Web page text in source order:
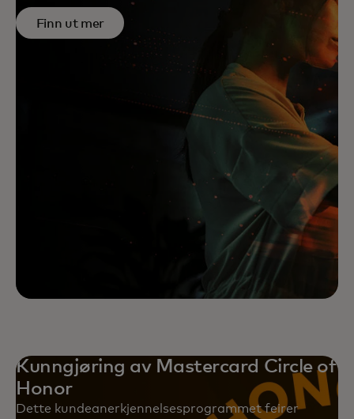
Finn ut mer
Kunngjøring av Mastercard Circle of
Honor
Dette kundeanerkjennelsesprogrammet feirer